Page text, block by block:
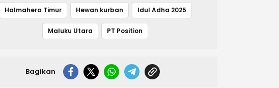
Halmahera Timur Hewan kurban Idul Adha 2025
Maluku Utara PT Position
Bagikan